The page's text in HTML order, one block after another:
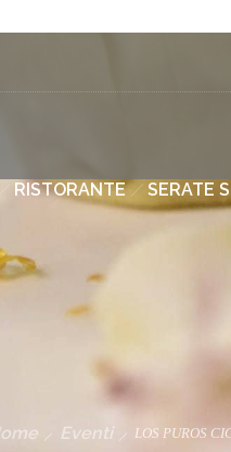
RISTORANTE SERATE
Eventi LOS PUROS